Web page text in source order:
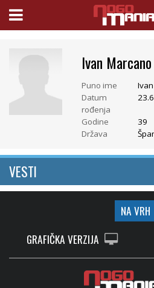
Ivan Marcano
Puno ime
Datum
rođenja
Godine
39
Država
VESTI
NA VRH
GRAFIČKA VERZIJA